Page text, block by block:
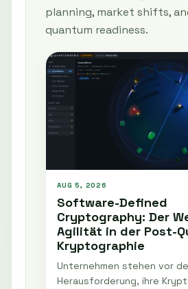
planning, market shifts,
quantum readiness.
AUG 5, 2026
Software-Defined
Cryptography: Der
Agilität in der Post-
Kryptographie
Unternehmen stehen vor
Herausforderung, ihre